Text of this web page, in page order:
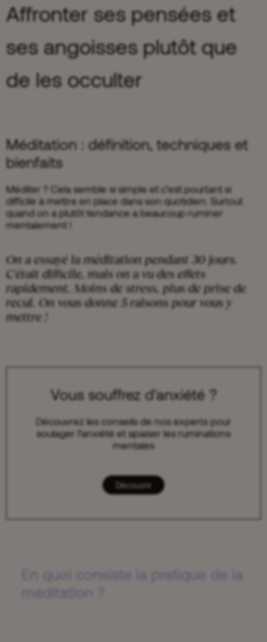
Affronter ses pensées et
ses angoisses plutôt que
de les occulter
Méditation : définition, techniques et
bienfaits
Méditer ? Cela semble si simple et c’est pourtant si
difficile à mettre en place dans son quotidien. Surtout
quand on a plutôt tendance a beaucoup ruminer
mentalement !
On a essayé la méditation pendant 30 jours.
C'était difficile, mais on a vu des effets
rapidement. Moins de stress, plus de prise de
recul. On vous donne 5 raisons pour vous y
mettre !
Vous souffrez d'anxiété ?
Découvrez les conseils de nos experts pour
soulager l’anxiété et apaiser les ruminations
mentales
Découvrir